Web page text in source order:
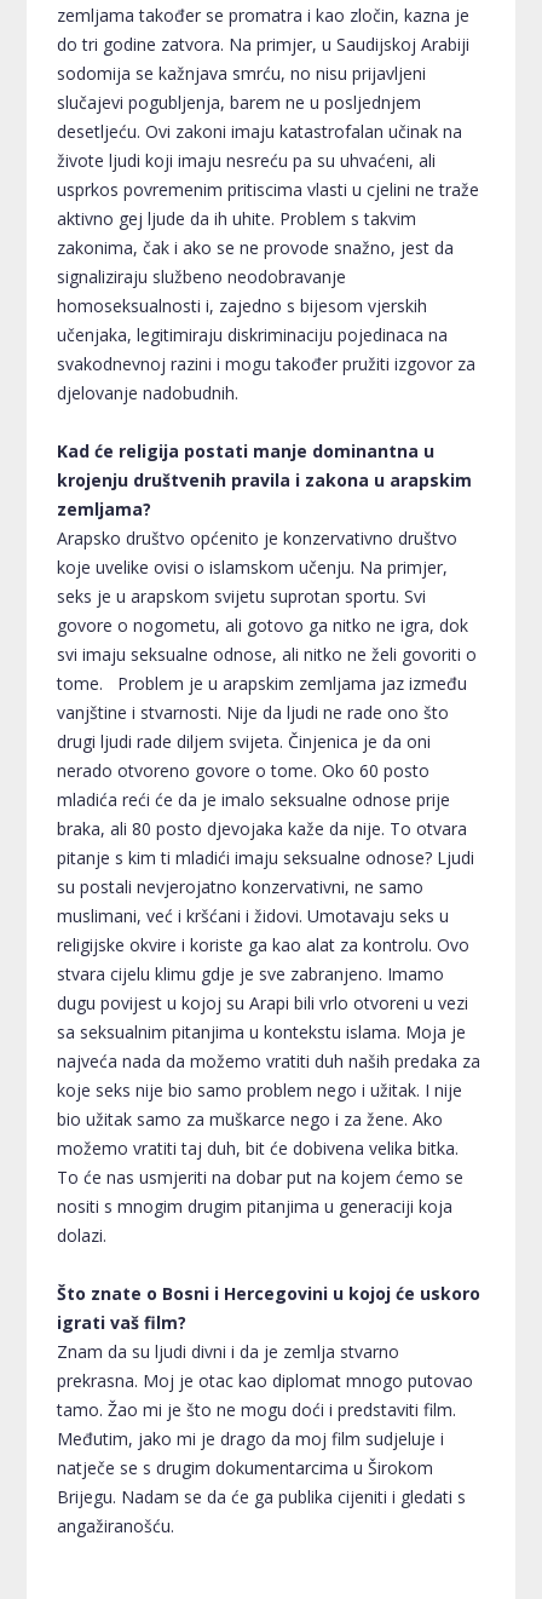
zemljama također se promatra i kao zločin, kazna je
do tri godine zatvora. Na primjer, u Saudijskoj Arabiji
sodomija se kažnjava smrću, no nisu prijavljeni
slučajevi pogubljenja, barem ne u posljednjem
desetljeću. Ovi zakoni imaju katastrofalan učinak na
živote ljudi koji imaju nesreću pa su uhvaćeni, ali
usprkos povremenim pritiscima vlasti u cjelini ne traže
aktivno gej ljude da ih uhite. Problem s takvim
zakonima, čak i ako se ne provode snažno, jest da
signaliziraju službeno neodobravanje
homoseksualnosti i, zajedno s bijesom vjerskih
učenjaka, legitimiraju diskriminaciju pojedinaca na
svakodnevnoj razini i mogu također pružiti izgovor za
djelovanje nadobudnih.
Kad će religija postati manje dominantna u
krojenju društvenih pravila i zakona u arapskim
zemljama?
Arapsko društvo općenito je konzervativno društvo
koje uvelike ovisi o islamskom učenju. Na primjer,
seks je u arapskom svijetu suprotan sportu. Svi
govore o nogometu, ali gotovo ga nitko ne igra, dok
svi imaju seksualne odnose, ali nitko ne želi govoriti o
tome. Problem je u arapskim zemljama jaz između
vanjštine i stvarnosti. Nije da ljudi ne rade ono što
drugi ljudi rade diljem svijeta. Činjenica je da oni
nerado otvoreno govore o tome. Oko 60 posto
mladića reći će da je imalo seksualne odnose prije
braka, ali 80 posto djevojaka kaže da nije. To otvara
pitanje s kim ti mladići imaju seksualne odnose? Ljudi
su postali nevjerojatno konzervativni, ne samo
muslimani, već i kršćani i židovi. Umotavaju seks u
religijske okvire i koriste ga kao alat za kontrolu. Ovo
stvara cijelu klimu gdje je sve zabranjeno. Imamo
dugu povijest u kojoj su Arapi bili vrlo otvoreni u vezi
sa seksualnim pitanjima u kontekstu islama. Moja je
najveća nada da možemo vratiti duh naših predaka za
koje seks nije bio samo problem nego i užitak. I nije
bio užitak samo za muškarce nego i za žene. Ako
možemo vratiti taj duh, bit će dobivena velika bitka.
To će nas usmjeriti na dobar put na kojem ćemo se
nositi s mnogim drugim pitanjima u generaciji koja
dolazi.
Što znate o Bosni i Hercegovini u kojoj će uskoro
igrati vaš film?
Znam da su ljudi divni i da je zemlja stvarno
prekrasna. Moj je otac kao diplomat mnogo putovao
tamo. Žao mi je što ne mogu doći i predstaviti film.
Međutim, jako mi je drago da moj film sudjeluje i
natječe se s drugim dokumentarcima u Širokom
Brijegu. Nadam se da će ga publika cijeniti i gledati s
angažiranošću.